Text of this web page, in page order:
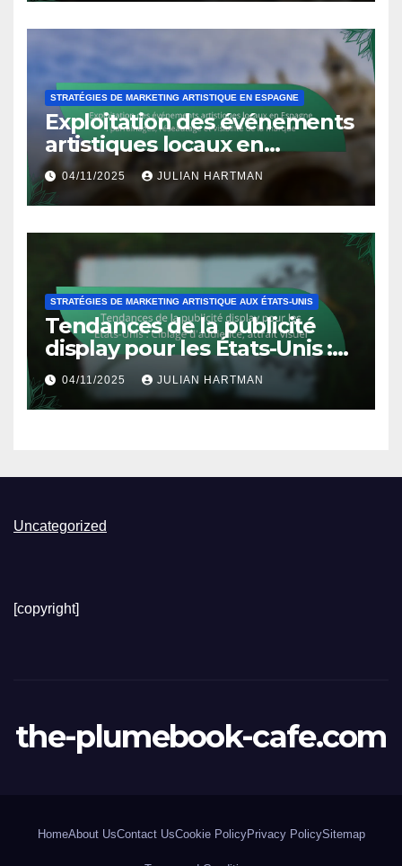
STRATÉGIES DE MARKETING ARTISTIQUE EN ESPAGNE
Exploitation des événements
artistiques locaux en
Espagne : parrainages,
réseautage et visibilité de la
marque
04/11/2025 JULIAN HARTMAN
STRATÉGIES DE MARKETING ARTISTIQUE AUX ÉTATS-UNIS
Tendances de la publicité
display pour les États-Unis :
Ciblage d’audience, attrait
visuel
04/11/2025 JULIAN HARTMAN
Uncategorized
[copyright]
the-plumebook-cafe.com
HomeAbout UsContact UsCookie PolicyPrivacy PolicySitemap